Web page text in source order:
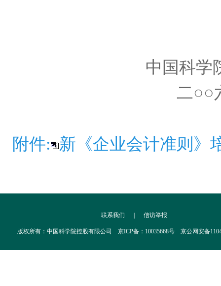
中国科学院过于
二○○六年八
附件: 新《企业会计准则》
联系我们 | 信访举报
版权所有：中国科学院控股有限公司 京ICP备：10035668号 京公网安备